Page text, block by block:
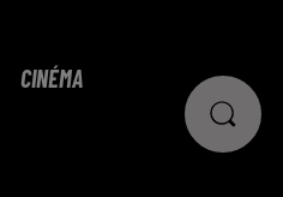
CINÉMA